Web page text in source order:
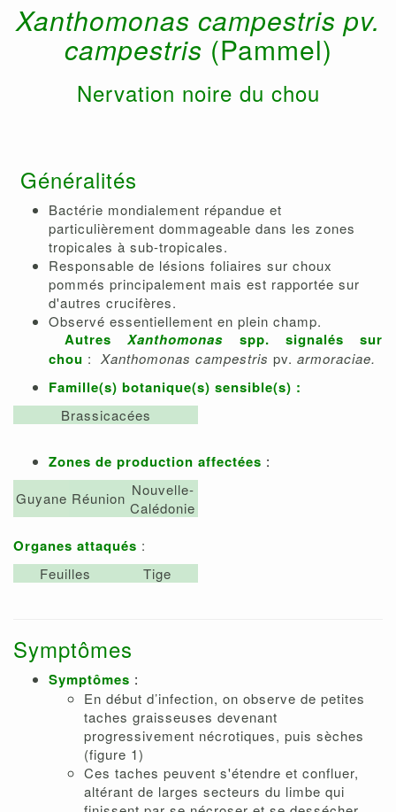
Xanthomonas campestris pv.
campestris (Pammel)
Nervation noire du chou
Généralités
Bactérie mondialement répandue et
particulièrement dommageable dans les zones
tropicales à sub-tropicales.
Responsable de lésions foliaires sur choux
pommés principalement mais est rapportée sur
d'autres crucifères.
Observé essentiellement en plein champ.
AutresXanthomonas spp. signalés sur
chou : Xanthomonas campestris pv. armoraciae.
Famille(s) botanique(s) sensible(s) :
Brassicacées
Zones de production affectées :
Guyane Réunion Nouvelle-
Calédonie
Organes attaqués :
Feuilles
Tige
Symptômes
Symptômes :
En début d’infection, on observe de petites
taches graisseuses devenant
progressivement nécrotiques, puis sèches
(figure 1)
Ces taches peuvent s'étendre et confluer,
altérant de larges secteurs du limbe qui